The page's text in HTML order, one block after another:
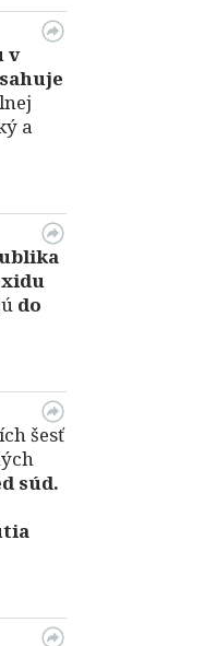
v
a
do
šesť
súd.